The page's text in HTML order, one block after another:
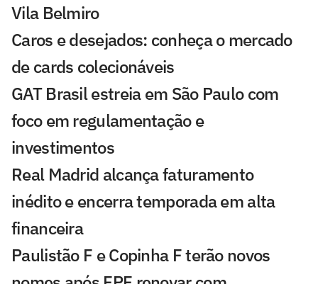
Vila Belmiro
Caros e desejados: conheça o mercado
de cards colecionáveis
GAT Brasil estreia em São Paulo com
foco em regulamentação e
investimentos
Real Madrid alcança faturamento
inédito e encerra temporada em alta
financeira
Paulistão F e Copinha F terão novos